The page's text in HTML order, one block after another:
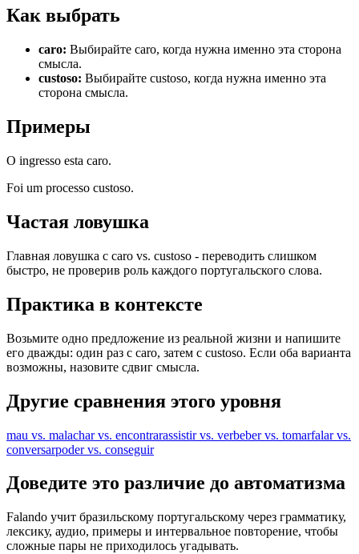
Как выбрать
caro: Выбирайте caro, когда нужна именно эта сторона
смысла.
custoso: Выбирайте custoso, когда нужна именно эта
сторона смысла.
Примеры
O ingresso esta caro.
Foi um processo custoso.
Частая ловушка
Главная ловушка с caro vs. custoso - переводить слишком
быстро, не проверив роль каждого португальского слова.
Практика в контексте
Возьмите одно предложение из реальной жизни и напишите
его дважды: один раз с caro, затем с custoso. Если оба варианта
возможны, назовите сдвиг смысла.
Другие сравнения этого уровня
mau vs. malachar vs. encontrarassistir vs. verbeber vs. tomarfalar vs.
conversarpoder vs. conseguir
Доведите это различие до автоматизма
Falando учит бразильскому португальскому через грамматику,
лексику, аудио, примеры и интервальное повторение, чтобы
сложные пары не приходилось угадывать.